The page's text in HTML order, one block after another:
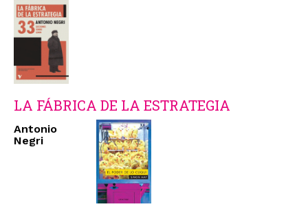
LA FÁBRICA DE LA ESTRATEGIA
Antonio
Negri